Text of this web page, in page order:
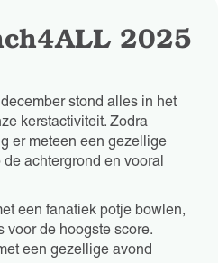
2025
stond alles in het
kerstactiviteit. Zodra
er meteen een gezellige
achtergrond en vooral
een fanatiek potje bowlen,
voor de hoogste score.
een gezellige avond